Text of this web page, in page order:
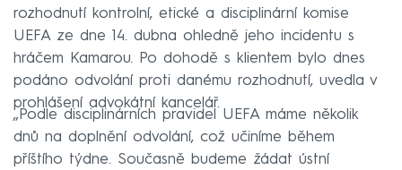
rozhodnutí kontrolní, etické a disciplinární komise
UEFA ze dne 14. dubna ohledně jeho incidentu s
hráčem Kamarou. Po dohodě s klientem bylo dnes
podáno odvolání proti danému rozhodnutí, uvedla v
prohlášení advokátní kancelář.
„Podle disciplinárních pravidel UEFA máme několik
dnů na doplnění odvolání, což učiníme během
příštího týdne. Současně budeme žádat ústní